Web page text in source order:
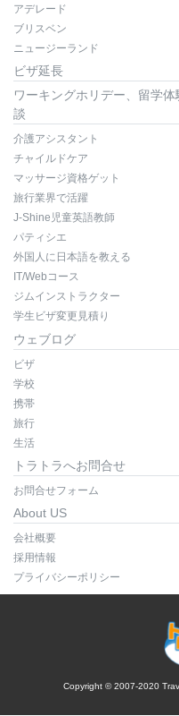
アデレード
ブリスベン
ニュージーランド
ビザ延長
ワーキングホリデー、留学体
談
介護アシスタント
チャイルドケア
マッサージ資格ゲット
旅行業界で活躍
J-Shine児童英語教師
パティシエ
外国人に日本語を教える
IT/Webコース
ジムインストラクター
学生ビザ変更見積り
ウェブログ
ビザ
学校
携帯
旅行
生活
トラトラへお問合せ
お問合せフォーム
About US
会社概要
採用情報
プライバシーポリシー
Copyright © 2007-2020